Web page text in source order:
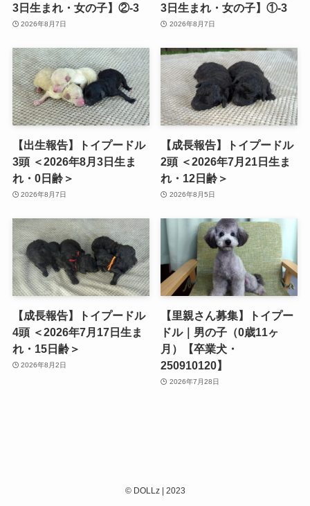
3日生まれ・女の子】②-3
2026年8月7日
3日生まれ・女の子】①-3
2026年8月7日
【出生報告】トイプードル
3頭 ＜2026年8月3日生ま
れ・0日齢＞
2026年8月7日
【成長報告】トイプードル
2頭 ＜2026年7月21日生ま
れ・12日齢＞
2026年8月5日
【成長報告】トイプードル
4頭 ＜2026年7月17日生ま
れ・15日齢＞
2026年8月2日
【里親さん募集】トイプー
ドル｜男の子（0歳11ヶ
月）【卒業犬・
250910120】
2026年7月28日
©DOLLz | 2023